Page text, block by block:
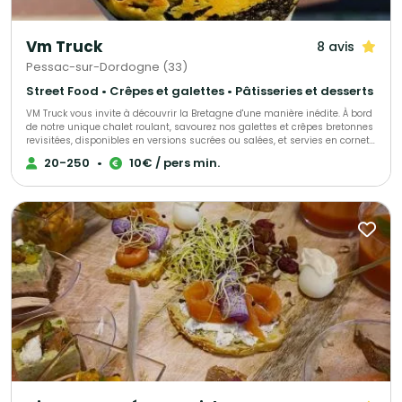
Vm Truck 8 avis
Pessac-sur-Dordogne (33)
Street Food • Crêpes et galettes • Pâtisseries et desserts
VM Truck vous invite à découvrir la Bretagne d'une manière inédite. À bord
de notre unique chalet roulant, savourez nos galettes et crêpes bretonnes
revisitées, disponibles en versions sucrées ou salées, et servies en cornet
pour une expérience gourmande, pratique et conviviale. Ce concept
novateur de street food bretonne allie tradition et modernité, parfait pour
20-250 • 10€ / pers min.